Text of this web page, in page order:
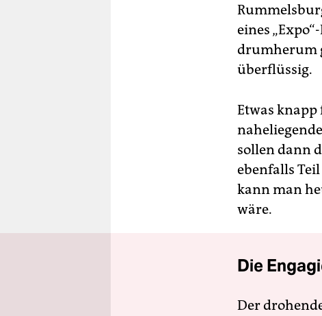
eines
drumherum
überflüssig.
Etwas knapp
sollen dann
ebenfalls
kann man
wäre.
Die
Der